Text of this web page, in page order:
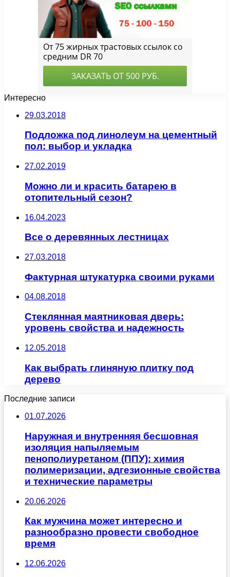
Интересно
29.03.2018
Подложка под линолеум на цементный
пол: выбор и укладка
27.02.2019
Можно ли и красить батарею в
отопительный сезон?
16.04.2023
Все о деревянных лестницах
27.03.2018
Фактурная штукатурка своими руками
04.08.2018
Стеклянная маятниковая дверь:
уровень свойства и надежность
12.05.2018
Как выбрать глиняную плитку под
дерево
Последние записи
01.07.2026
Наружная и внутренняя бесшовная
изоляция напыляемым
пенополиуретаном (ППУ): химия
полимеризации, адгезионные свойства
и технические параметры
20.06.2026
Как мужчина может интересно и
разнообразно провести свободное
время
12.06.2026